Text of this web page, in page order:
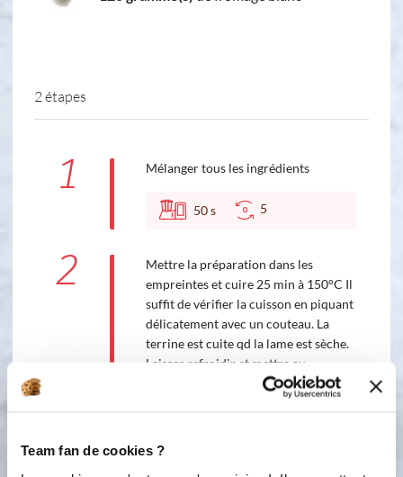
Team fan de cookies ?
2 étapes
1 Mélanger tous les ingrédients
50s 5
2
Mettre la préparation dans les
empreintes et cuire 25 min à 150°C Il
suffit de vérifier la cuisson en piquant
délicatement avec un couteau. La
terrine est cuite qd la lame est sèche.
Laisser refroidir et mettre au
réfrigérateur - La terrine peut se